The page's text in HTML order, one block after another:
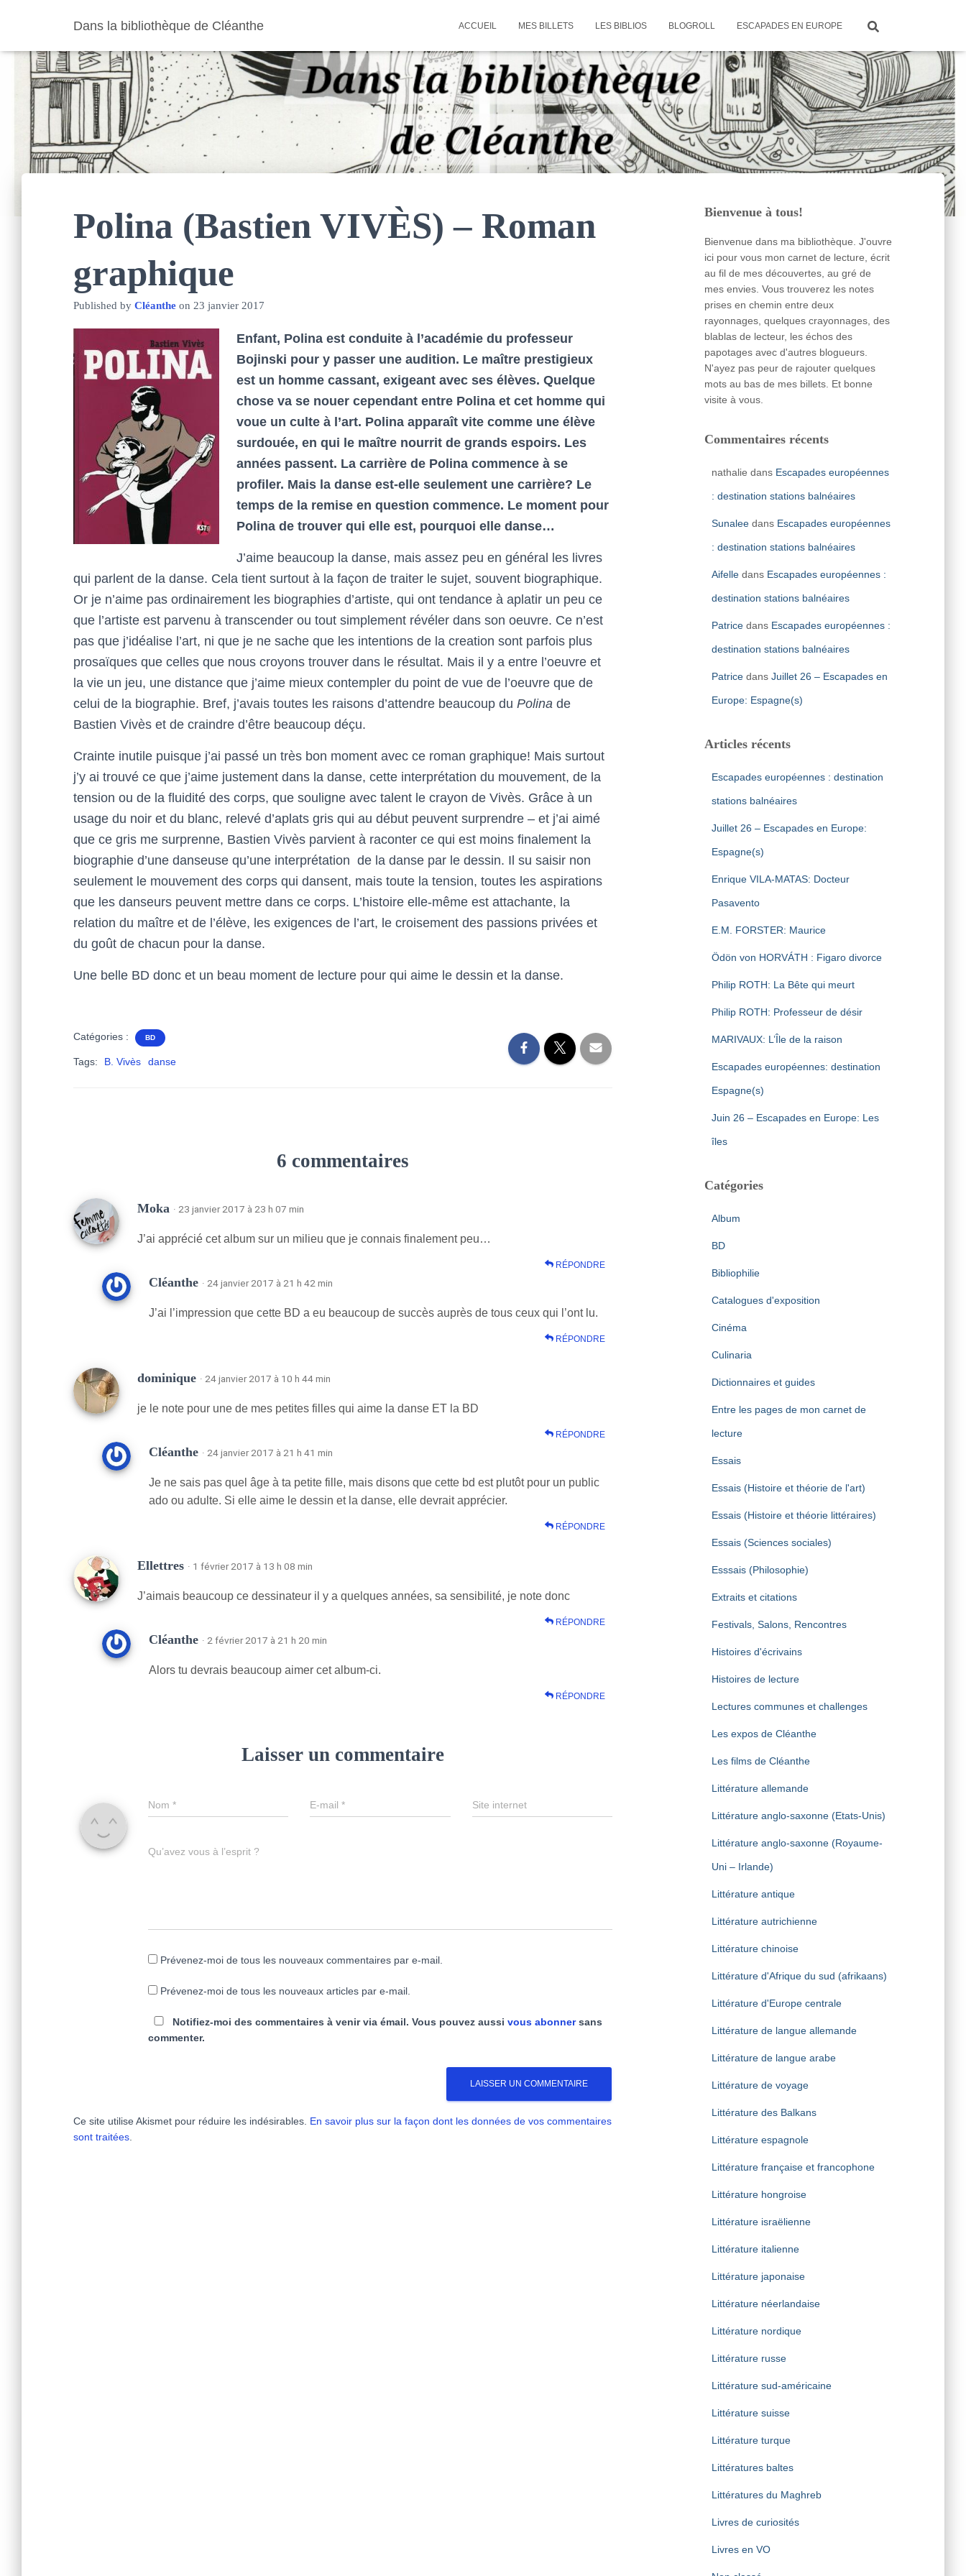
Dans la bibliothèque de Cléanthe ACCUEIL MES BILLETS LES BIBLIOS BLOGROLL ESCAPADES EN EUROPE
Polina (Bastien VIVÈS) – Roman
graphique
Published by Cléanthe on 23 janvier 2017
Enfant, Polina est conduite à l’académie du professeur
Bojinski pour y passer une audition. Le maître prestigieux
est un homme cassant, exigeant avec ses élèves. Quelque
chose va se nouer cependant entre Polina et cet homme qui
voue un culte à l’art. Polina apparaît vite comme une élève
surdouée, en qui le maître nourrit de grands espoirs. Les
années passent. La carrière de Polina commence à se
profiler. Mais la danse est-elle seulement une carrière? Le
temps de la remise en question commence. Le moment pour
Polina de trouver qui elle est, pourquoi elle danse…
J’aime beaucoup la danse, mais assez peu en général les livres
qui parlent de la danse. Cela tient surtout à la façon de traiter le sujet, souvent biographique.
Or je n’aime pas ordinairement les biographies d’artiste, qui ont tendance à aplatir un peu ce
que l’artiste est parvenu à transcender ou tout simplement révéler dans son oeuvre. Ce n’est
pas que j’idéalise l’art, ni que je ne sache que les intentions de la creation sont parfois plus
prosaïques que celles que nous croyons trouver dans le résultat. Mais il y a entre l’oeuvre et
la vie un jeu, une distance que j’aime mieux contempler du point de vue de l’oeuvre que de
celui de la biographie. Bref, j’avais toutes les raisons d’attendre beaucoup du Polina de
Bastien Vivès et de craindre d’être beaucoup déçu.
Crainte inutile puisque j’ai passé un très bon moment avec ce roman graphique! Mais surtout
j’y ai trouvé ce que j’aime justement dans la danse, cette interprétation du mouvement, de la
tension ou de la fluidité des corps, que souligne avec talent le crayon de Vivès. Grâce à un
usage du noir et du blanc, relevé d’aplats gris qui au début peuvent surprendre – et j’ai aimé
que ce gris me surprenne, Bastien Vivès parvient à raconter ce qui est moins finalement la
biographie d’une danseuse qu’une interprétation de la danse par le dessin. Il su saisir non
seulement le mouvement des corps qui dansent, mais toute la tension, toutes les aspirations
que les danseurs peuvent mettre dans ce corps. L’histoire elle-même est attachante, la
relation du maître et de l’élève, les exigences de l’art, le croisement des passions privées et
du goût de chacun pour la danse.
Une belle BD donc et un beau moment de lecture pour qui aime le dessin et la danse.
Catégories : BD
Tags: B. Vivès danse
6 commentaires
Moka · 23 janvier 2017 à 23 h 07 min
J’ai apprécié cet album sur un milieu que je connais finalement peu…
RÉPONDRE
Cléanthe · 24 janvier 2017 à 21 h 42 min
J’ai l’impression que cette BD a eu beaucoup de succès auprès de tous ceux qui l’ont lu.
RÉPONDRE
dominique · 24 janvier 2017 à 10 h 44 min
je le note pour une de mes petites filles qui aime la danse ET la BD
RÉPONDRE
Cléanthe · 24 janvier 2017 à 21 h 41 min
Je ne sais pas quel âge à ta petite fille, mais disons que cette bd est plutôt pour un public
ado ou adulte. Si elle aime le dessin et la danse, elle devrait apprécier.
RÉPONDRE
Ellettres · 1 février 2017 à 13 h 08 min
J’aimais beaucoup ce dessinateur il y a quelques années, sa sensibilité, je note donc
RÉPONDRE
Cléanthe · 2 février 2017 à 21 h 20 min
Alors tu devrais beaucoup aimer cet album-ci.
RÉPONDRE
Laisser un commentaire
Nom * E-mail* Site internet
Qu’avez vous à l’esprit ?
Prévenez-moi de tous les nouveaux commentaires par e-mail.
Prévenez-moi de tous les nouveaux articles par e-mail.
Notifiez-moi des commentaires à venir via émail. Vous pouvez aussi vous abonnersans
commenter.
Ce site utilise Akismet pour réduire les indésirables. En savoir plus sur la façon dont les données de vos commentaires
sont traitées
Bienvenue à tous!
Bienvenue dans ma bibliothèque. J'ouvre
ici pour vous mon carnet de lecture, écrit
au fil de mes découvertes, au gré de
mes envies. Vous trouverez les notes
prises en chemin entre deux
rayonnages, quelques crayonnages, des
blablas de lecteur, les échos des
papotages avec d'autres blogueurs.
N'ayez pas peur de rajouter quelques
mots au bas de mes billets. Et bonne
visite à vous.
Commentaires récents
nathalie dans Escapades européennes
: destination stations balnéaires
Sunaleedans Escapades européennes
: destination stations balnéaires
Aifelledans Escapades européennes :
destination stations balnéaires
Patricedans Escapades européennes :
destination stations balnéaires
Patricedans Juillet 26 – Escapades en
Europe: Espagne(s)
Articles récents
Escapades européennes : destination
stations balnéaires
Juillet 26 – Escapades en Europe:
Espagne(s)
Enrique VILA-MATAS: Docteur
Pasavento
E.M. FORSTER: Maurice
Ödön von HORVÁTH : Figaro divorce
Philip ROTH: La Bête qui meurt
Philip ROTH: Professeur de désir
MARIVAUX: L’Île de la raison
Escapades européennes: destination
Espagne(s)
Juin 26 – Escapades en Europe: Les
îles
Catégories
Album
BD
Bibliophilie
Catalogues d'exposition
Cinéma
Culinaria
Dictionnaires et guides
Entre les pages de mon carnet de
lecture
Essais
Essais (Histoire et théorie de l'art)
Essais (Histoire et théorie littéraires)
Essais (Sciences sociales)
Esssais (Philosophie)
Extraits et citations
Festivals, Salons, Rencontres
Histoires d'écrivains
Histoires de lecture
Lectures communes et challenges
Les expos de Cléanthe
Les films de Cléanthe
Littérature allemande
Littérature anglo-saxonne (Etats-Unis)
Littérature anglo-saxonne (Royaume-
Uni – Irlande)
Littérature antique
Littérature autrichienne
Littérature chinoise
Littérature d'Afrique du sud (afrikaans)
Littérature d'Europe centrale
Littérature de langue allemande
Littérature de langue arabe
Littérature de voyage
Littérature des Balkans
Littérature espagnole
Littérature française et francophone
Littérature hongroise
Littérature israëlienne
Littérature italienne
Littérature japonaise
Littérature néerlandaise
Littérature nordique
Littérature russe
Littérature sud-américaine
Littérature suisse
Littérature turque
Littératures baltes
Littératures du Maghreb
Livres de curiosités
Livres en VO